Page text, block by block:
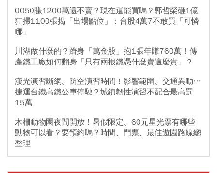
0050賺1200萬還不賣？現在還能買嗎？郭哲榮砸1億
狂掃1100張揭「出場點位」：台股4萬7不敢買「可憐
哪」
川湖做什麼的？躋身「萬金股」抱1張年賺760萬！傳
產鐵工廠如何翻身「只有兩根鐵憑什麼賣這麼貴」？
漢光演習斷網、防空演習時間！影響範圍、交通異動…
捷運台鐵高鐵公車停駛？城鎮韌性演習不配合最高罰
15萬
木柵動物園夜間開放！暑假限定、60元星光票有哪些
動物可以看？要預約嗎？時間、門票、最佳遊園路線總
整理